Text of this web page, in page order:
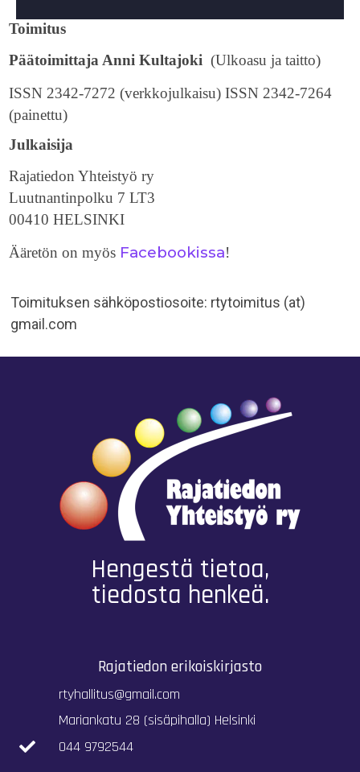
Toimitus
Päätoimittaja Anni Kultajoki (Ulkoasu ja taitto)
ISSN 2342-7272 (verkkojulkaisu) ISSN 2342-7264
(painettu)
Julkaisija
Rajatiedon Yhteistyö ry
Luutnantinpolku 7 LT3
00410 HELSINKI
Ääretön on myös Facebookissa!
Toimituksen sähköpostiosoite: rtytoimitus (at)
gmail.com
Hengestä tietoa,
tiedosta henkeä.
Rajatiedon erikoiskirjasto
rtyhallitus@gmail.com
Mariankatu 28 (sisäpihalla) Helsinki
044 9792544